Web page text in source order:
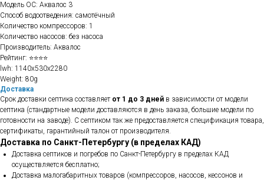
Модель ОС: Аквалос 3
Способ водоотведения: самотёчный
Количество компрессоров: 1
Количество насосов: без насоса
Производитель: Аквалос
Рейтинг: ⭐⭐⭐⭐
lwh: 1140x530x2280
Weight: 80g
Доставка
Срок доставки септика составляет от 1 до 3 дней в зависимости от модели
септика (стандартные модели доставляются в день заказа, большие модели по
готовности на заводе). С септиком так же предоставляется спецификация товара,
сертификаты, гарантийный талон от производителя.
Доставка по Санкт-Петербургу (в пределах КАД)
Доставка септиков и погребов по Санкт-Петербургу в пределах КАД
осуществляется бесплатно;
Доставка малогабаритных товаров (компрессоров, насосов, кессонов и